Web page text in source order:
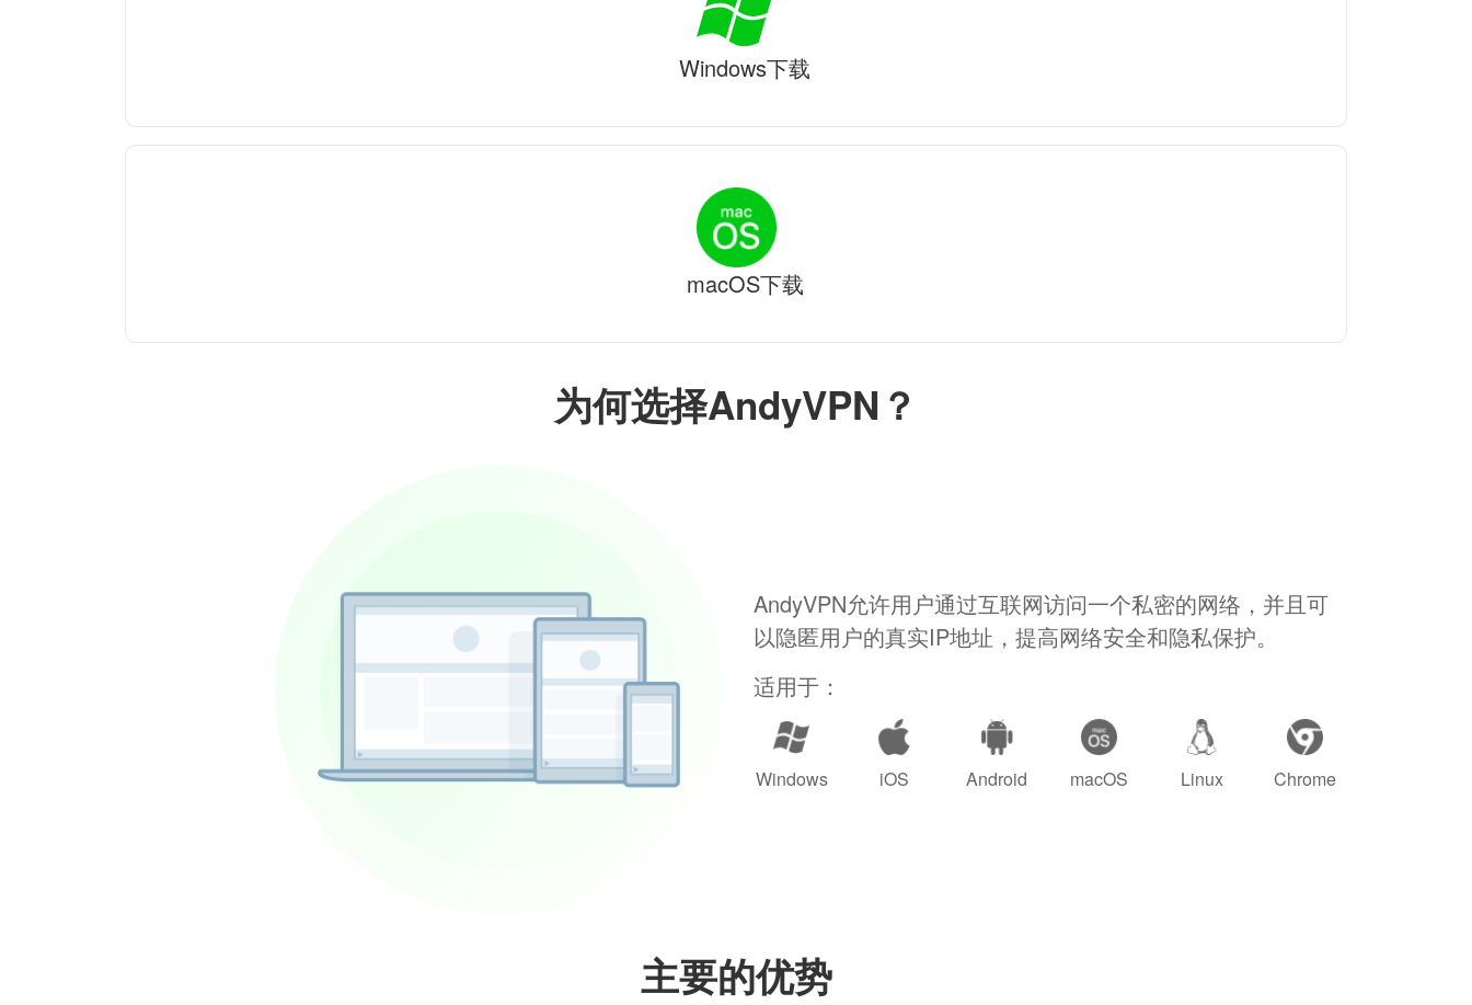
为何选择AndyVPN？
AndyVPN允许用户通过互联网访问一个私密的网络，并且可
以隐匿用户的真实IP地址，提高网络安全和隐私保护。
适用于：
Windows iOS Android macOS Linux Chrome
主要的优势
Windows下载
macOS下载